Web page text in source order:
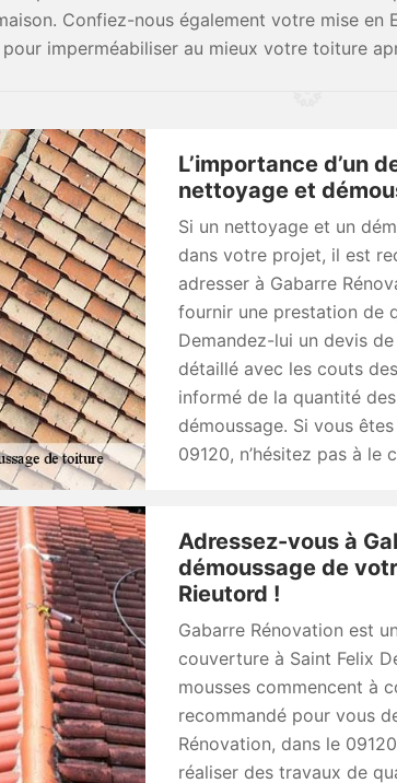
Confiez-nous également votre mise en
imperméabiliser au mieux votre toiture
L’importance d’un
nettoyage et
Si un nettoyage et un
dans votre projet, il est
adresser à Gabarre
fournir une prestation de
Demandez-lui un devis
détaillé avec les couts
informé de la quantité
démoussage. Si vous
09120, n’hésitez pas à le
Adressez-vous à
démoussage de
Rieutord !
Gabarre Rénovation est
couverture à Saint Felix
mousses commencent à
recommandé pour vous
Rénovation, dans le
réaliser des travaux de